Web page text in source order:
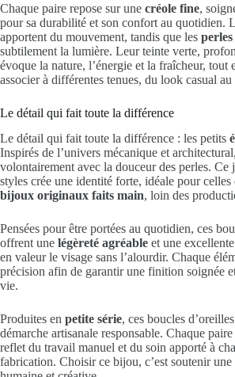
Chaque paire repose sur une créole fine,
pour sa durabilité et son confort au quotidien.
apportent du mouvement, tandis que les
subtilement la lumière. Leur teinte verte,
évoque la nature, l’énergie et la fraîcheur, tout
associer à différentes tenues, du look casual
Le détail qui fait toute la différence
Le détail qui fait toute la différence : les petits
Inspirés de l’univers mécanique et
volontairement avec la douceur des perles. Ce
styles crée une identité forte, idéale pour celles
bijoux originaux faits main, loin des
Pensées pour être portées au quotidien, ces
offrent une légèreté agréable et une
en valeur le visage sans l’alourdir. Chaque
précision afin de garantir une finition soignée
vie.
Produites en petite série, ces boucles
démarche artisanale responsable. Chaque
reflet du travail manuel et du soin apporté à
fabrication. Choisir ce bijou, c’est soutenir